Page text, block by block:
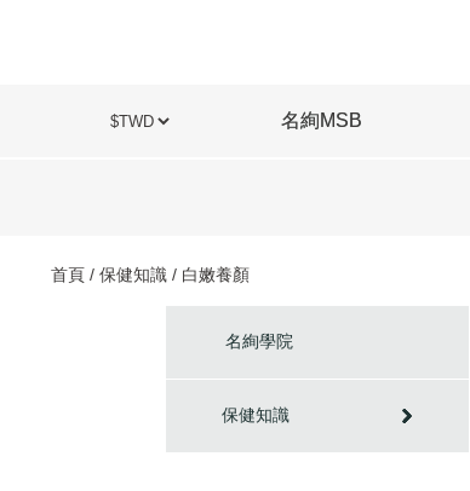
名絢MSB
首頁 / 保健知識 / 白嫩養顏
名絢學院
保健知識